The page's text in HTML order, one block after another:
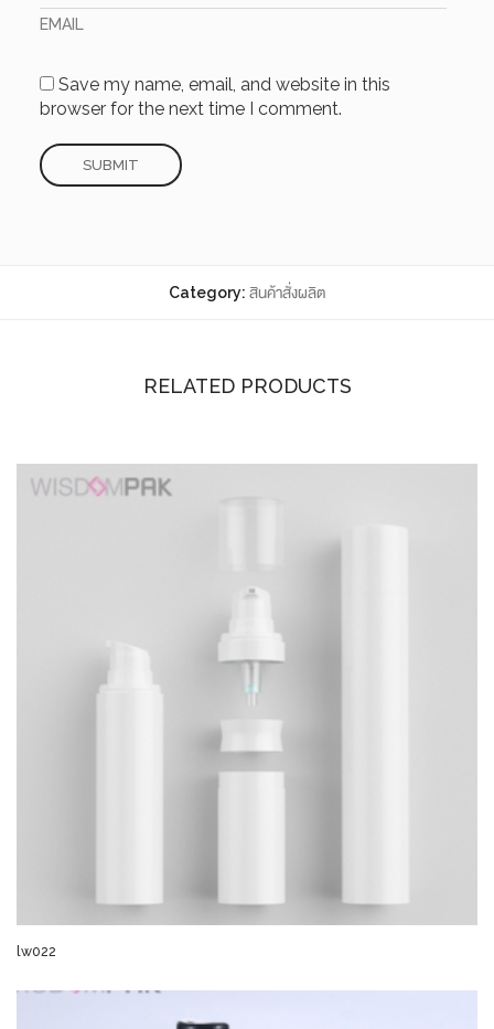
EMAIL
Save my name, email, and website in this
browser for the next time I comment.
Category: สินค้าสั่งผลิต
RELATED PRODUCTS
lw022